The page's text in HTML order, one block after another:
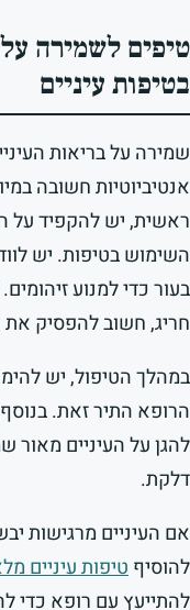
טיפים לשמירה
בטיפות עיניים
שמירה על בריאות
אנטיביוטיות חשובה
ראשית, יש להקפיד על
השימוש בטיפות. יש
בעור כדי למנוע
חריג, חשוב להפסיק
במהלך הטיפול, יש
הרופא התיר זאת.
להגן על העיניים מאור
דלקת.
אם העיניים מרגישות
להוסיףטיפות עיניים
להתייעץ עם רופא כדי